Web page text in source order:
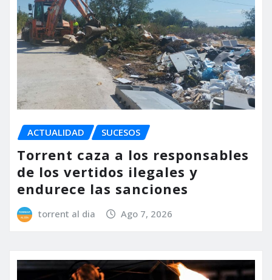
ACTUALIDAD SUCESOS
Torrent caza a los responsables
de los vertidos ilegales y
endurece las sanciones
torrent al dia Ago 7, 2026